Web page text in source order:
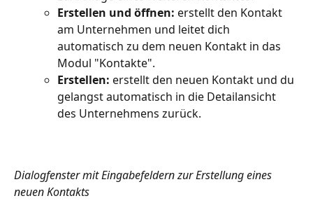
Erstellen und öffnen: erstellt den Kontakt
am Unternehmen und leitet dich
automatisch zu dem neuen Kontakt in das
Modul "Kontakte".
Erstellen: erstellt den neuen Kontakt und du
gelangst automatisch in die Detailansicht
des Unternehmens zurück.
Dialogfenster mit Eingabefeldern zur Erstellung eines
neuen Kontakts